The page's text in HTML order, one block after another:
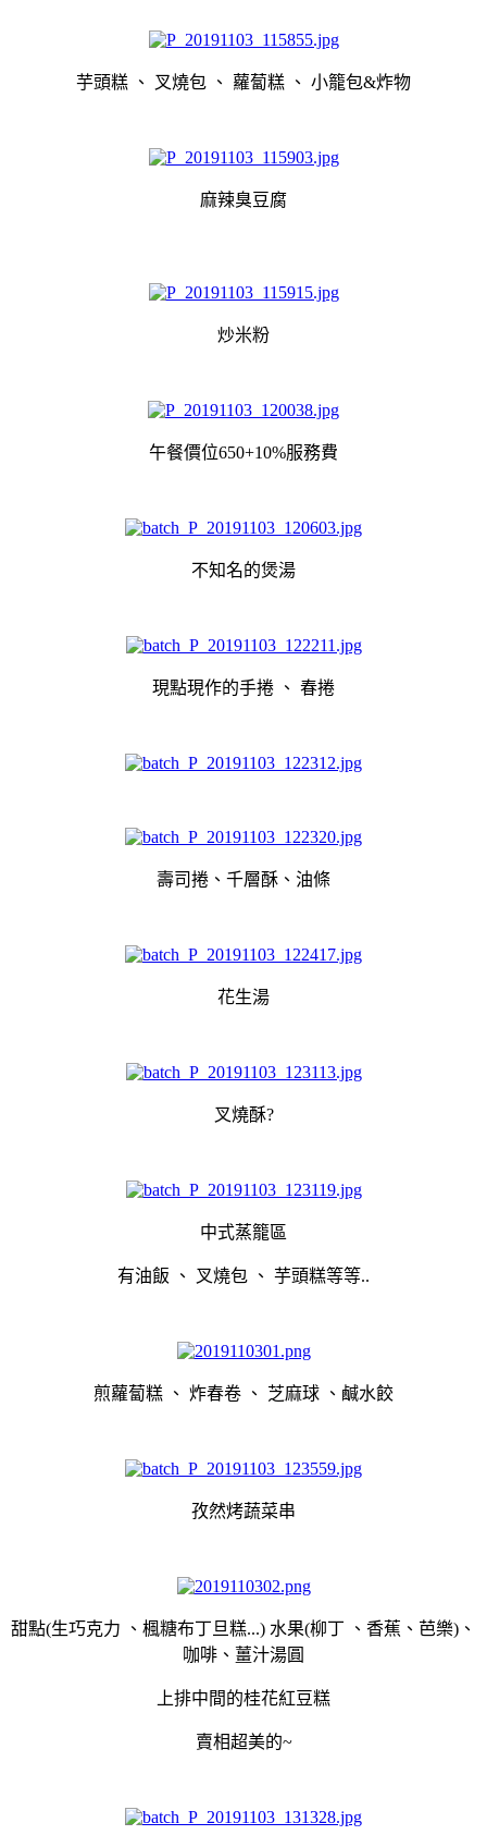
芋頭糕 、 叉燒包 、 蘿蔔糕 、 小籠包&炸物
麻辣臭豆腐
炒米粉
午餐價位650+10%服務費
不知名的煲湯
現點現作的手捲 、 春捲
壽司捲、千層酥、油條
花生湯
叉燒酥?
中式蒸籠區
有油飯 、 叉燒包 、 芋頭糕等等..
煎蘿蔔糕 、 炸春卷 、 芝麻球 、鹹水餃
孜然烤蔬菜串
甜點(生巧克力 、楓糖布丁旦糕...) 水果(柳丁 、香蕉、芭樂)、
咖啡、薑汁湯圓
上排中間的桂花紅豆糕
賣相超美的~